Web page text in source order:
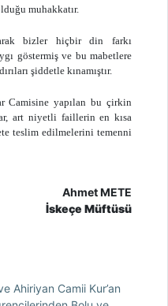
muhakkatır.
bizler hiçbir din farkı
göstermiş ve bu mabetlere
şiddetle kınamıştır.
Camisine yapılan bu çirkin
art niyetli faillerin en kısa
teslim edilmelerini temenni
Ahmet METE
İskeçe Müftüsü
Ahiriyan Camii Kur’an